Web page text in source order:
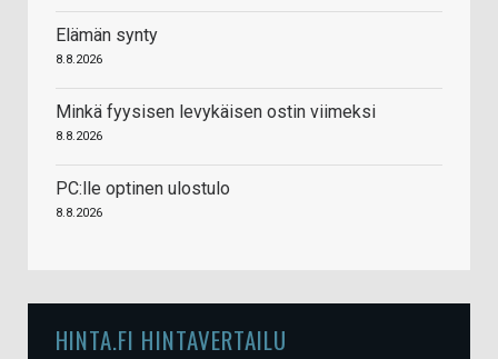
Elämän synty
8.8.2026
Minkä fyysisen levykäisen ostin viimeksi
8.8.2026
PC:lle optinen ulostulo
8.8.2026
HINTA.FI HINTAVERTAILU